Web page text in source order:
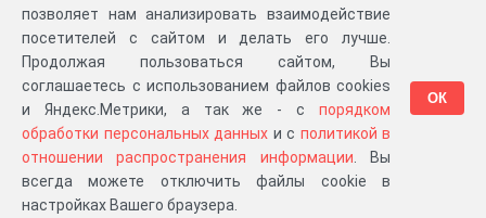
Разработка компании «Великіе предки», 2023-2026 гг. Блог.Суть проекта
Персональные данные.Распространение информации . ЧаВО. Сборка 111.35
позволяет нам анализировать взаимодействие
посетителей с сайтом и делать его лучше.
Продолжая пользоваться сайтом, Вы
соглашаетесь с использованием файлов cookies
и Яндекс.Метрики, а так же - с порядком
обработки персональных данных и с политикой в
отношении распространения информации . Вы
всегда можете отключить файлы cookie в
настройках Вашего браузера.
ОК
в «Мои документы»